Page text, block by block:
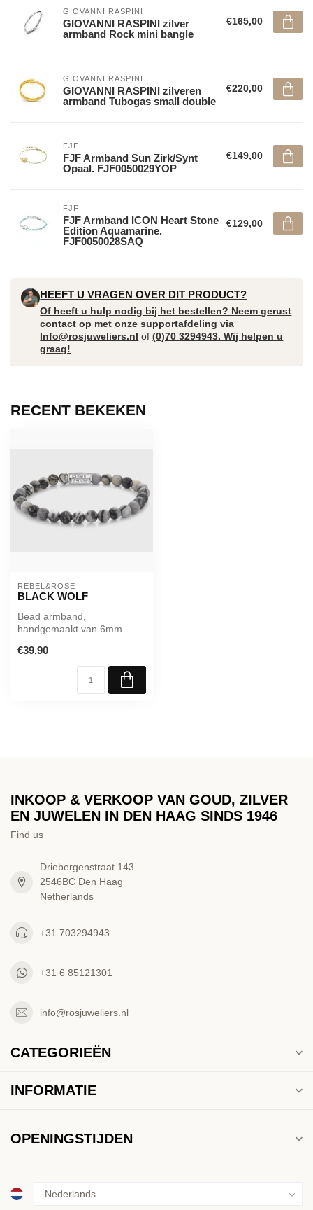
GIOVANNI RASPINI
GIOVANNI RASPINI zilver
armband Rock mini bangle
€165,00
GIOVANNI RASPINI
GIOVANNI RASPINI zilveren
armband Tubogas small double
€220,00
FJF
FJF Armband Sun Zirk/Synt
Opaal. FJF0050029YOP
€149,00
FJF
FJF Armband ICON Heart Stone
Edition Aquamarine.
FJF0050028SAQ
€129,00
HEEFT U VRAGEN OVER DIT PRODUCT?
Of heeft u hulp nodig bij het bestellen? Neem gerust
contact op met onze supportafdeling via
Info@rosjuweliers.nl of(0)70 3294943. Wij helpen u
graag!
RECENT BEKEKEN
REBEL&ROSE
BLACK WOLF
Bead armband,
handgemaakt van 6mm
stenen. Het Rebel & Rose...
€39,90
INKOOP & VERKOOP VAN GOUD, ZILVER
EN JUWELEN IN DEN HAAG SINDS 1946
Find us
Driebergenstraat 143
2546BC Den Haag
Netherlands
+31 703294943
+31 6 85121301
info@rosjuweliers.nl
CATEGORIEËN
INFORMATIE
OPENINGSTIJDEN